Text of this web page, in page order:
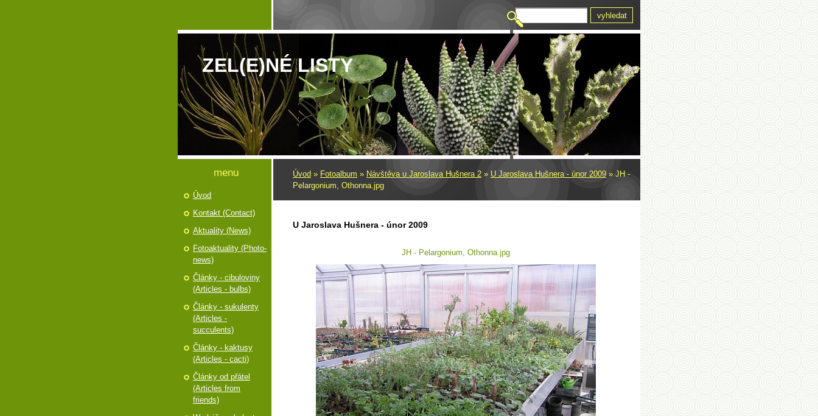
ZEL(E)NÉ LISTY
Úvod » Fotoalbum » Návštěva u Jaroslava Hušnera 2 » U Jaroslava Hušnera - únor 2009 » JH -
Pelargonium, Othonna.jpg
U Jaroslava Hušnera - únor 2009
JH - Pelargonium, Othonna.jpg
menu
Úvod
Kontakt (Contact)
Aktuality (News)
Fotoaktuality (Photo-
news)
Články - cibuloviny
(Articles - bulbs)
Články - sukulenty
(Articles -
succulents)
Články - kaktusy
(Articles - cacti)
Články od přátel
(Articles from
friends)